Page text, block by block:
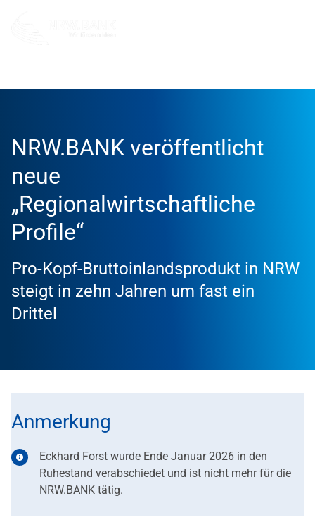
NRW.BANK veröffentlicht
neue
„Regionalwirtschaftliche
Profile“
Pro-Kopf-Bruttoinlandsprodukt in NRW
steigt in zehn Jahren um fast ein
Drittel
Anmerkung
Eckhard Forst wurde Ende Januar 2026 in den
Ruhestand verabschiedet und ist nicht mehr für die
NRW.BANK tätig.